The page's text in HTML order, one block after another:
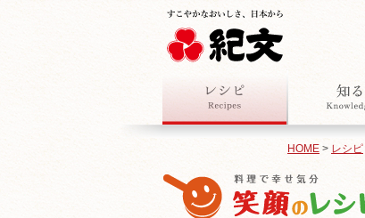
HOME > レシピ